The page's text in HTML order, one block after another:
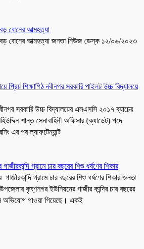
বোনের আত্মহত্যা
বোনের আত্মহত্যা জনতা নিউজ ডেস্ক ১২/০৬/২০২৩
প্রিয় শিক্ষাপিঠ নবীনগর সরকারি পাইলট উচ্চ বিদ্যালয়ে
সরকারি উচ্চ বিদ্যালয়ের এসএসসি ২০১৭ ব্যাচের
শান্ত সেনাবাহিনী অফিসার (ক্যাডেট) পদে
এর পর ল্যাফটেন্যান্ট
গ্রামে চার বছরের শিশু ধর্ষণের শিকার
গ্রামে চার বছরের শিশু ধর্ষণের শিকার জনতা
কৃষ্ণনগর ইউনিয়নের গাজীর কান্দির চার বছরের
অভিযোগ পাওয়া গিয়েছে। একই